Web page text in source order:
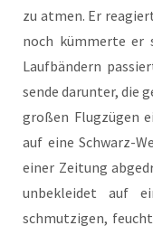
zu atmen. Er
noch küm­mer­te er
Lauf­bän­dern
sen­de dar­un­ter, die
gro­ßen Flug­zü­gen
auf eine Schwarz-
einer Zei­tung
unbe­klei­det auf
schmut­zi­gen,